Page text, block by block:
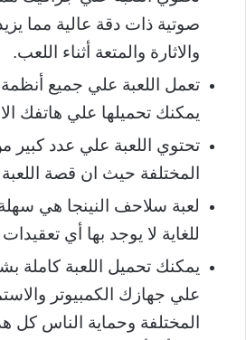
صوتية ذات دقة عالية مما
والاثارة والمتعة أثناء اللعب.
تعمل اللعبة علي جميع
يمكنك تحميلها علي هاتفك
تحتوي اللعبة علي عدد كبير
المختلفة حيث ان قصة
لعبة سلاحف النينجا هي
للغاية لا يوجد بها أي
يمكنك تحميل اللعبة كاملة
علي جهازك الكمبيوتر
المختلفة وحماية الناس